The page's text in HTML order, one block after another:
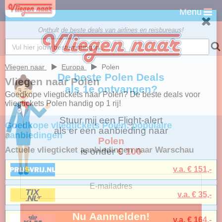
Menu
Onthult de beste deals van airlines en reisbureaus!
Vliegen naar Europa Polen
Vliegen naar Polen
Goedkope vliegtickets naar Polen? De beste deals voor
vliegtickets Polen handig op 1 rij!
Goedkope vliegtickets Polen: populaire
aanbiedingen
Actuele vliegticket aanbiedingen naar Warschau
v.a. € 151,-
v.a. € 35,-
v.a. € 164,-
De beste
als 1e ontvangen?
Stuur mij een Flight-alert
als er een aanbieding naar
Polen
is onder€ 100
Nu Aanmelden!